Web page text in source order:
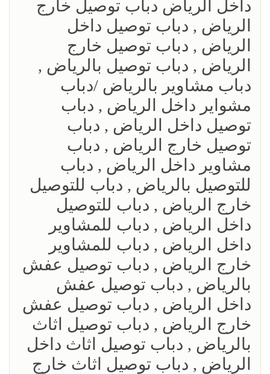
داخل الرياض دباب توصيل خارج
الرياض , دباب توصيل داخل
الرياض , دباب توصيل خارج
الرياض , دباب توصيل بالرياض ,
دباب مشاوير بالرياض /دباب
مشواير داخل الرياض , دباب
توصيل داخل الرياض , دباب
توصيل خارج الرياض , دباب
مشاوير داخل الرياض , دباب
للتوصيل بالرياض , دباب للتوصيل
خارج الرياض , دباب للتوصيل
داخل الرياض , دباب للمشاوير
داخل الرياض , دباب للمشاوير
خارج الرياض , دباب توصيل عفش
بالرياض , دباب توصيل عفش
داخل الرياض , دباب توصيل عفش
خارج الرياض , دباب توصيل اثاث
بالرياض , دباب توصيل اثاث داخل
الرياض , دباب توصيل اثاث خارج